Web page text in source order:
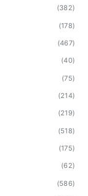
(382)
(178)
(467)
(40)
(75)
(214)
(219)
(518)
(175)
(62)
(586)